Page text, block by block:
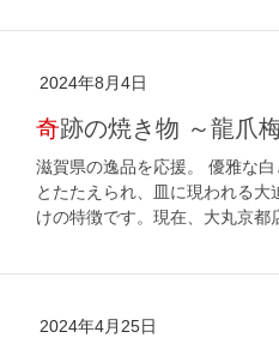
2024年8月4日
奇跡の焼き物 ～龍
滋賀県の逸品を応援。 優雅な
とたたえられ、皿に現われる
けの特徴です。現在、大丸京
2024年4月25日